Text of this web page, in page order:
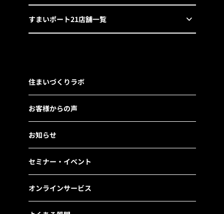
すまいポート21店舗一覧
住まいづくりラボ
お客様からの声
お知らせ
セミナー・イベント
オンラインサービス